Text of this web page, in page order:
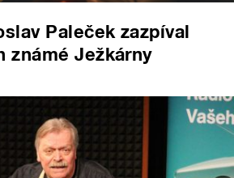
Paleček zazpíval
známé Ježkárny